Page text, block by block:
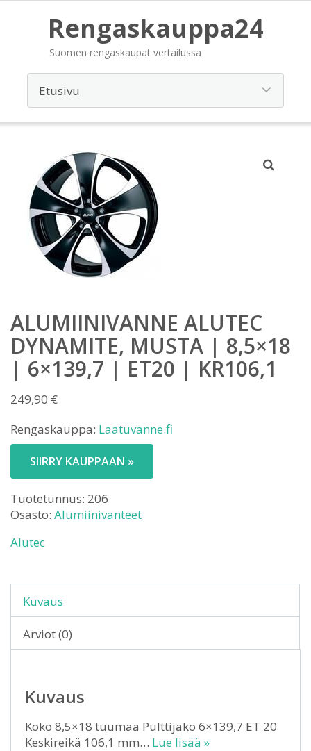
Rengaskauppa24
Suomen rengaskaupat vertailussa
ALUMIINIVANNE ALUTEC
DYNAMITE, MUSTA | 8,5×18
| 6×139,7 | ET20 | KR106,1
249,90 €
Rengaskauppa: Laatuvanne.fi
SIIRRY KAUPPAAN »
Tuotetunnus: 206
Osasto: Alumiinivanteet
Alutec
Kuvaus
Arviot (0)
Kuvaus
Koko 8,5×18 tuumaa Pulttijako 6×139,7 ET 20
Keskireikä 106,1 mm… Lue lisää »